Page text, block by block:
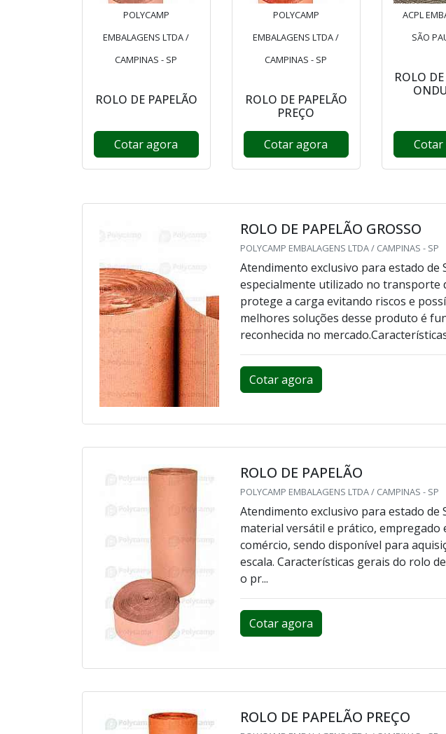
POLYCAMP
EMBALAGENS LTDA /
CAMPINAS - SP
ROLO DE PAPELÃO
Cotar agora
POLYCAMP
EMBALAGENS LTDA /
CAMPINAS - SP
ROLO DE PAPELÃO
PREÇO
Cotar agora
ACPL
SÃO
ROLO
ROLO DE PAPELÃO GROSSO
POLYCAMP EMBALAGENS LTDA / CAMPINAS - SP
Atendimento exclusivo para estado de
especialmente utilizado no transporte
protege a carga evitando riscos e
melhores soluções desse produto é
reconhecida no
Cotar agora
ROLO DE PAPELÃO
POLYCAMP EMBALAGENS LTDA / CAMPINAS - SP
Atendimento exclusivo para estado
material versátil e prático, empregado
comércio, sendo disponível para
escala. Características gerais do rolo
o pr...
Cotar agora
ROLO DE PAPELÃO PREÇO